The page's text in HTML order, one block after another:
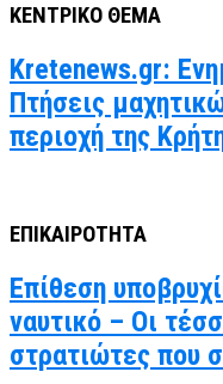
ΚΕΝΤΡΙΚΟ ΘΕΜΑ
Kretenews.gr:
Πτήσεις
περιοχή της
ΕΠΙΚΑΙΡΟΤΗΤΑ
Επίθεση
ναυτικό – Οι
στρατιώτες που